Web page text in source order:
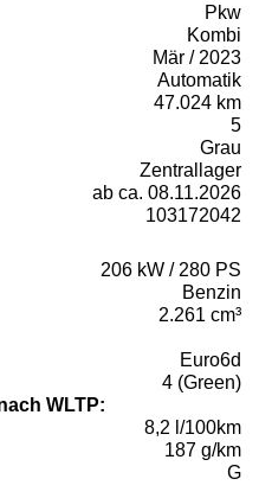
Pkw
Kombi
Mär / 2023
Automatik
47.024 km
5
Grau
Zentrallager
ab ca. 08.11.2026
103172042
206 kW / 280 PS
Benzin
2.261 cm³
Euro6d
4 (Green)
WLTP:
8,2 l/100km
187 g/km
G